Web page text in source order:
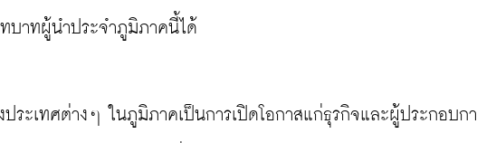
บาทผู้นำประจำภูมิภาคนี้ได้
ระเทศต่างๆ ในภูมิภาคเป็นการเปิดโอกาสแก่ธุรกิจและผู้ประกอบก